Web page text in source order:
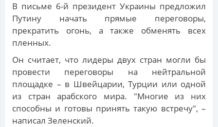
В письме 6-й президент Украины предложил
Путину начать прямые переговоры,
прекратить огонь, а также обменять всех
пленных.
Он считает, что лидеры двух стран могли бы
провести переговоры на нейтральной
площадке – в Швейцарии, Турции или одной
из стран арабского мира. "Многие из них
способны и готовы принять такую ​​встречу", –
написал Зеленский.